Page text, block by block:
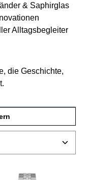
& Saphirglas
Alltagsbegleiter
die Geschichte,